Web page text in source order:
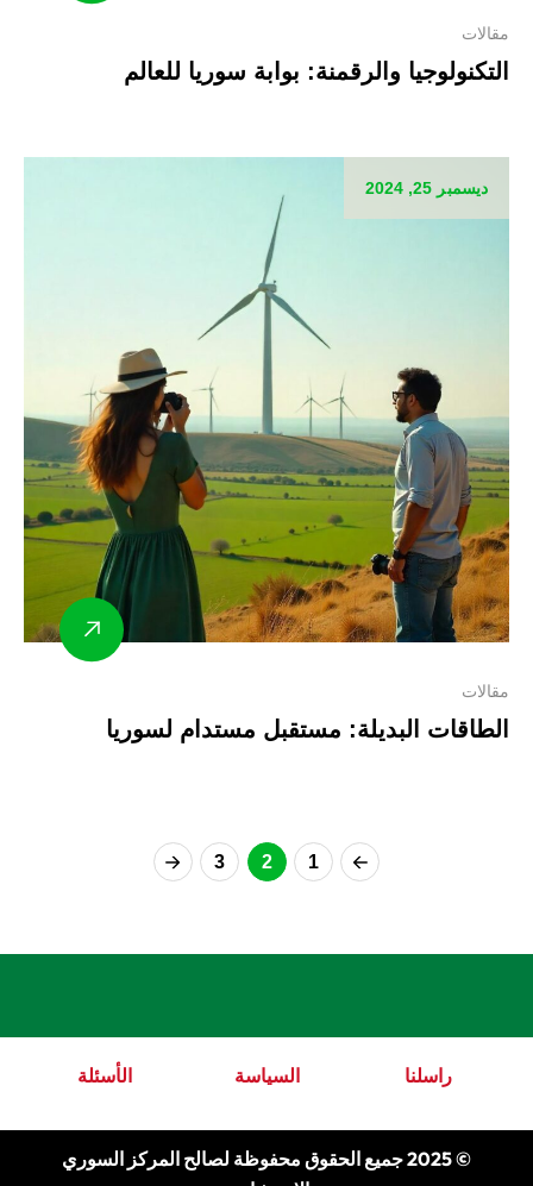
مقالات
التكنولوجيا والرقمنة: بوابة سوريا للعالم
ديسمبر 25, 2024
مقالات
الطاقات البديلة: مستقبل مستدام لسوريا
1
2
3
راسلنا السياسة الأسئلة
© 2025 جميع الحقوق محفوظة لصالح المركز السوري